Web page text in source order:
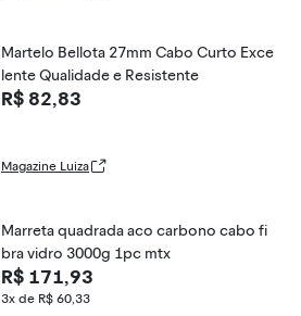
Martelo Bellota 27mm Cabo Curto Exce
lente Qualidade e Resistente
R$ 82,83
Magazine Luiza
Marreta quadrada aco carbono cabo fi
bra vidro 3000g 1pc mtx
R$ 171,93
3x de R$ 60,33